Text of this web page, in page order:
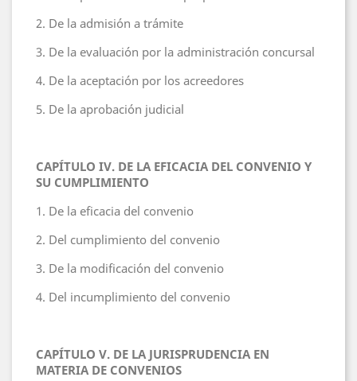
2. De la admisión a trámite
3. De la evaluación por la administración concursal
4. De la aceptación por los acreedores
5. De la aprobación judicial
CAPÍTULO IV. DE LA EFICACIA DEL CONVENIO Y
SU CUMPLIMIENTO
1. De la eficacia del convenio
2. Del cumplimiento del convenio
3. De la modificación del convenio
4. Del incumplimiento del convenio
CAPÍTULO V. DE LA JURISPRUDENCIA EN
MATERIA DE CONVENIOS